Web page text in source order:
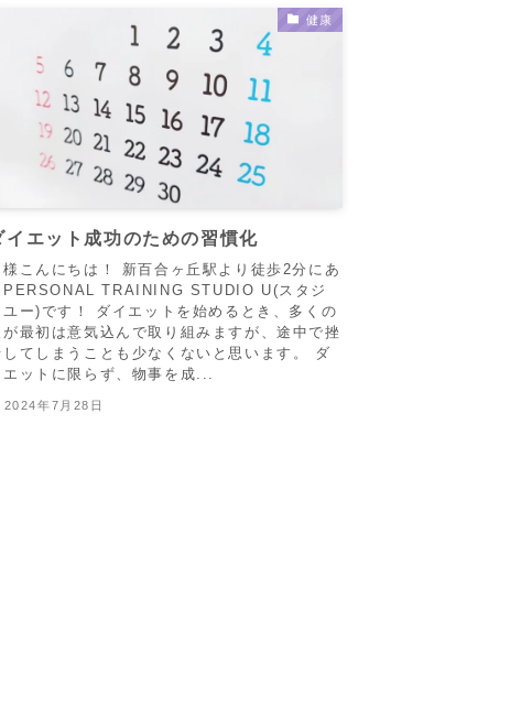
健康
イエット成功のための習慣化
様こんにちは！ 新百合ヶ丘駅より徒歩2分にあ
PERSONAL TRAINING STUDIO U(スタジ
ユー)です！ ダイエットを始めるとき、多くの
が最初は意気込んで取り組みますが、途中で挫
してしまうことも少なくないと思います。 ダ
エットに限らず、物事を成...
2024年7月28日